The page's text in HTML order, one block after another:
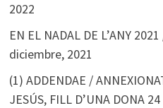
2022
EN EL NADAL DE L’ANY
diciembre, 2021
(1) ADDENDAE /
JESÚS, FILL D’UNA DONA